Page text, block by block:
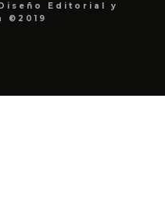
Editorial y
©2019